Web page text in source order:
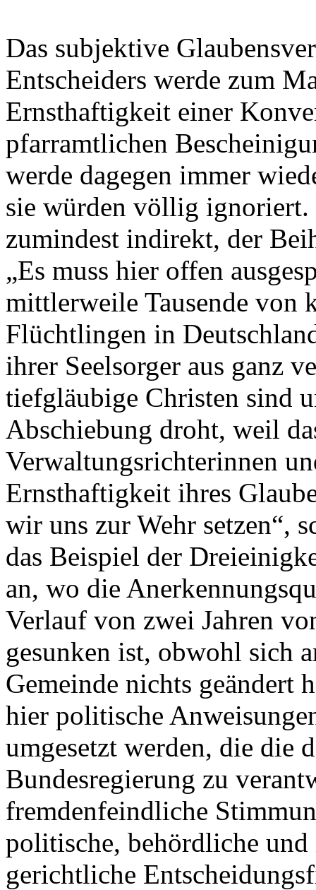
Das subjektive
Entscheiders werde zum
Ernsthaftigkeit einer
pfarramtlichen
werde dagegen immer
sie würden völlig
zumindest indirekt, der
„Es muss hier offen
mittlerweile Tausende von
Flüchtlingen in
ihrer Seelsorger aus ganz
tiefgläubige Christen sind
Abschiebung droht, weil
Verwaltungsrichterinnen
Ernsthaftigkeit ihres
wir uns zur Wehr setzen“,
das Beispiel der
an, wo die
Verlauf von zwei Jahren
gesunken ist, obwohl sich
Gemeinde nichts geändert
hier politische
umgesetzt werden, die die
Bundesregierung zu
fremdenfeindliche
politische, behördliche
gerichtliche